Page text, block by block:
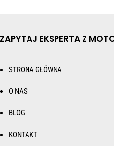
ZAPYTAJ EKSPERTA Z
STRONA GŁÓWNA
O NAS
BLOG
KONTAKT